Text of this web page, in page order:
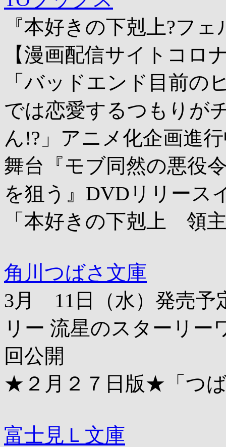
『本好きの下剋上?フ
【漫画配信サイトコロ
「バッドエンド目前の
では恋愛するつもりが
ん!?」アニメ化企画進
舞台『モブ同然の悪役
を狙う』DVDリリース
「本好きの下剋上 領
角川つばさ文庫
3月 11日（水）発売予
リー 流星のスターリー
回公開
★２月２７日版★「つ
富士見Ｌ文庫